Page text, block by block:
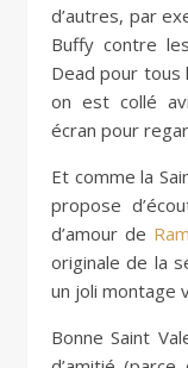
d’autres, par
Buffy contre
Dead pour tous
on est collé
écran pour
Et comme la
propose
d’amour de
originale de la
un joli montage
Bonne Saint